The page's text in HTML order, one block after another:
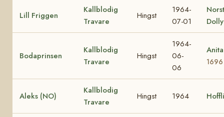
Lill Friggen
Kallblodig
Travare
Hingst
1964-
07-01
Dolly
Bodaprinsen
Kallblodig
Travare
Hingst
1964-
06-
06
1696
Aleks (NO)
Kallblodig
Travare
Hingst 1964